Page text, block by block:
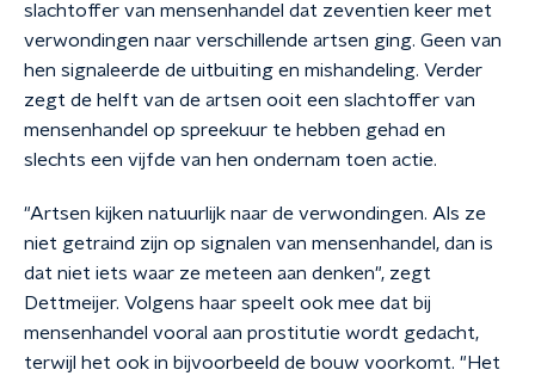
slachtoffer van mensenhandel dat zeventien keer met
verwondingen naar verschillende artsen ging. Geen van
hen signaleerde de uitbuiting en mishandeling. Verder
zegt de helft van de artsen ooit een slachtoffer van
mensenhandel op spreekuur te hebben gehad en
slechts een vijfde van hen ondernam toen actie.
"Artsen kijken natuurlijk naar de verwondingen. Als ze
niet getraind zijn op signalen van mensenhandel, dan is
dat niet iets waar ze meteen aan denken", zegt
Dettmeijer. Volgens haar speelt ook mee dat bij
mensenhandel vooral aan prostitutie wordt gedacht,
terwijl het ook in bijvoorbeeld de bouw voorkomt. "Het